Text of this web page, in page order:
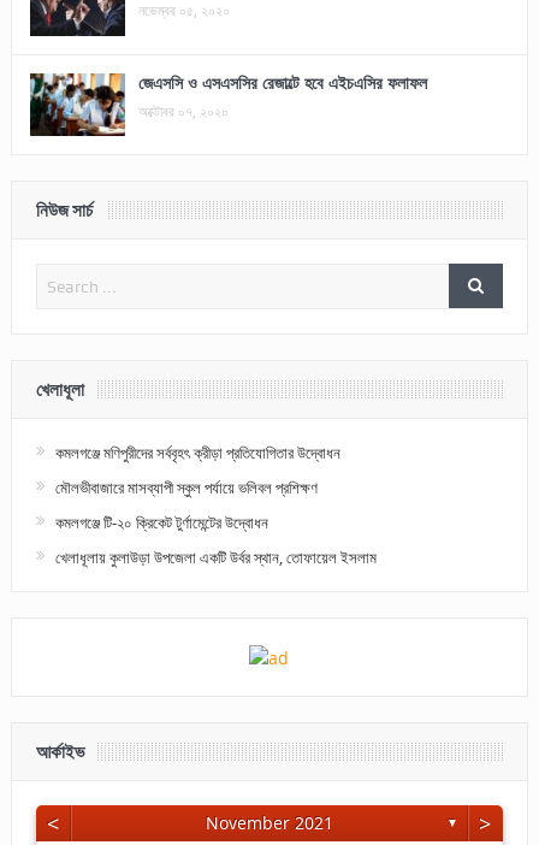
নভেম্বর ০৫, ২০২০
জেএসসি ও এসএসসির রেজাল্টে হবে এইচএসির ফলাফল
অক্টোবর ০৭, ২০২০
নিউজ সার্চ
খেলাধূলা
কমলগঞ্জে মণিপুরীদের সর্ববৃহৎ ক্রীড়া প্রতিযোগিতার উদ্বোধন
মৌলভীবাজারে মাসব্যাপী স্কুল পর্যায়ে ভলিবল প্রশিক্ষণ
কমলগঞ্জে টি-২০ ক্রিকেট টুর্ণামেন্টের উদ্বোধন
খেলাধূলায় কুলাউড়া উপজেলা একটি উর্বর স্থান, তোফায়েল ইসলাম
আর্কাইভ
< November 2021 ▼ >